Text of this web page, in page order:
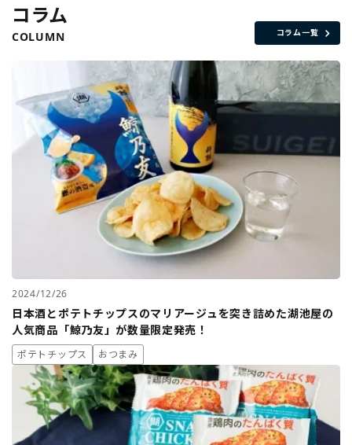
コラム
COLUMN コラム一覧
2024/12/26
日本酒とポテトチップスのマリアージュを突き詰めた湖池屋の
人気商品「鯨乃友」が数量限定発売！
ポテトチップス おつまみ